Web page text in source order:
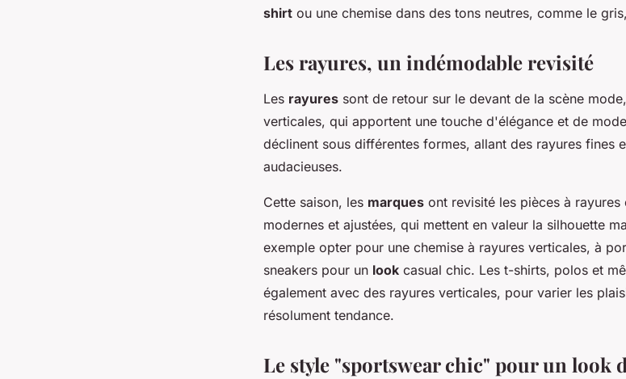
shirt ou une chemise dans des tons neutres, comme le
Les rayures, un indémodable revisité
Les rayures sont de retour sur le devant de la scène
verticales, qui apportent une touche d'élégance et de
déclinent sous différentes formes, allant des rayures fines
audacieuses.
Cette saison, les marques ont revisité les pièces à
modernes et ajustées, qui mettent en valeur la silhouette
exemple opter pour une chemise à rayures verticales, à
sneakers pour un look casual chic. Les t-shirts, polos et
également avec des rayures verticales, pour varier les
résolument tendance.
Le style "sportswear chic" pour un look